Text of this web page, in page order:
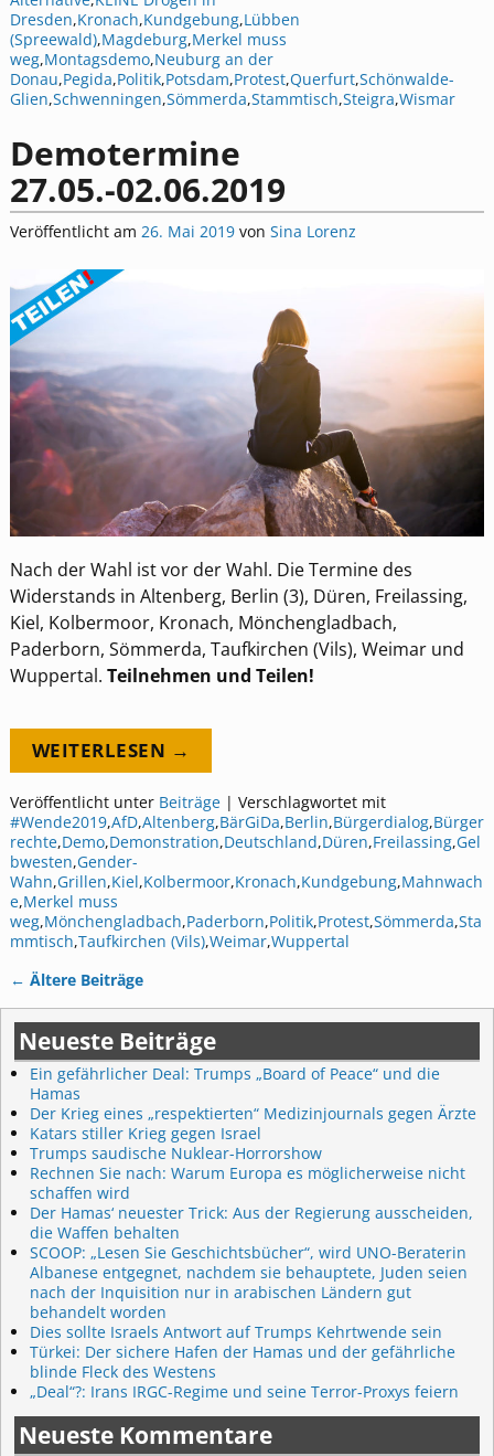
Dresden,Kronach,Kundgebung,Lübben
(Spreewald),Magdeburg,Merkel muss
weg,Montagsdemo,Neuburg an der
Donau,Pegida,Politik,Potsdam,Protest,Querfurt,Schönwalde-
Glien,Schwenningen,Sömmerda,Stammtisch,Steigra,Wismar
Demotermine
27.05.-02.06.2019
Veröffentlicht am 26. Mai 2019 von Sina Lorenz
Nach der Wahl ist vor der Wahl. Die Termine des
Widerstands in Altenberg, Berlin (3), Düren, Freilassing,
Kiel, Kolbermoor, Kronach, Mönchengladbach,
Paderborn, Sömmerda, Taufkirchen (Vils), Weimar und
Wuppertal. Teilnehmen und Teilen!
WEITERLESEN →
Veröffentlicht unter Beiträge| Verschlagwortet mit
#Wende2019,AfD,Altenberg,BärGiDa,Berlin,Bürgerdialog,Bürger
rechte,Demo,Demonstration,Deutschland,Düren,Freilassing,Gel
bwesten,Gender-
Wahn,Grillen,Kiel,Kolbermoor,Kronach,Kundgebung,Mahnwach
e,Merkel muss
weg,Mönchengladbach,Paderborn,Politik,Protest,Sömmerda,Sta
mmtisch,Taufkirchen (Vils),Weimar,Wuppertal
Artikelnavigation
← Ältere Beiträge
Neueste Beiträge
Ein gefährlicher Deal: Trumps „Board of Peace“ und die
Hamas
Der Krieg eines „respektierten“ Medizinjournals gegen Ärzte
Katars stiller Krieg gegen Israel
Trumps saudische Nuklear-Horrorshow
Rechnen Sie nach: Warum Europa es möglicherweise nicht
schaffen wird
Der Hamas‘ neuester Trick: Aus der Regierung ausscheiden,
die Waffen behalten
SCOOP: „Lesen Sie Geschichtsbücher“, wird UNO-Beraterin
Albanese entgegnet, nachdem sie behauptete, Juden seien
nach der Inquisition nur in arabischen Ländern gut
behandelt worden
Dies sollte Israels Antwort auf Trumps Kehrtwende sein
Türkei: Der sichere Hafen der Hamas und der gefährliche
blinde Fleck des Westens
„Deal“?: Irans IRGC-Regime und seine Terror-Proxys feiern
Neueste Kommentare